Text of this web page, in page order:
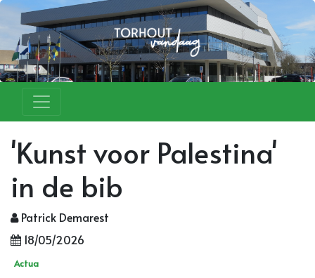
'Kunst voor Palestina'
in de bib
Patrick Demarest
18/05/2026
Actua